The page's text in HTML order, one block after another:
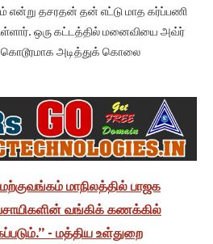
தசரதன் தன் எட்டு மாத கர்ப்பணி
ஒரு கட்டத்தில் மனைவியை அவ்ர்
அடித்துக் கொலை
மாநிலத்தில் பாஜக
வங்கிக் கணக்கில்
- மத்திய உள்துறை